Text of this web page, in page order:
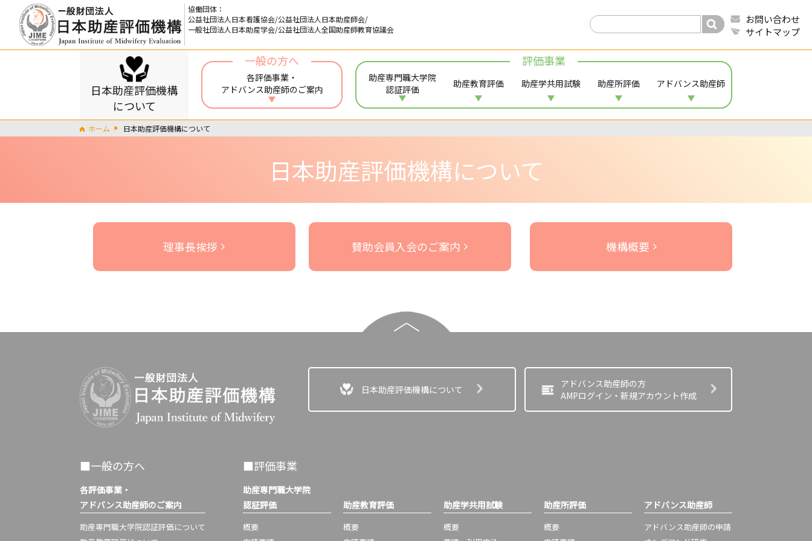
協働団体：
公益社団法人日本看護協会/公益社団法人日本助産師会/
一般社団法人日本助産学会/公益社団法人全国助産師教育協議会
日本助産評価機構
について
一般の方へ
各評価事業・
アドバンス助産師のご案内
評価事業
助産専門職大学院
認証評価
助産教育評価 助産学共用試験 助産所評価 アドバンス助産師
お問い合わせ
サイトマップ
ホーム 日本助産評価機構について
日本助産評価機構について
理事長挨拶 機構概要
賛助会員入会のご案内
日本助産評価機構について
アドバンス助産師の方
AMPログイン・新規アカウント作成
■一般の方へ
各評価事業・
アドバンス助産師のご案内
助産専門職大学院認証評価について
■評価事業
助産専門職大学院
認証評価
概要
助産教育評価
概要
助産学共用試験
概要
助産所評価
概要
アドバンス助産師
アドバンス助産師の申請